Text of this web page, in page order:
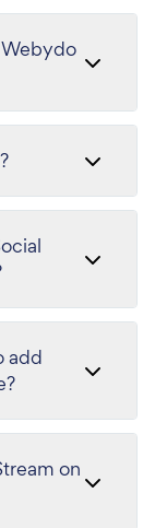
add
on